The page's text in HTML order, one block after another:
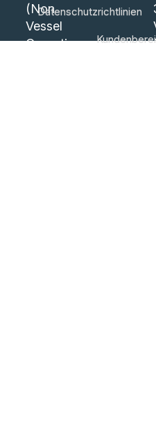
(Non
Vessel
Operating
Datenschutzrichtlinien